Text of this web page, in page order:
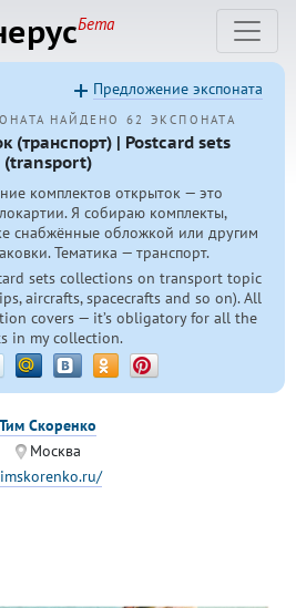
Бета
НАЙДЕНО 62 ЭКСПОНАТА
(транспорт) | Postcard sets
(transport)
комплектов открыток — это
Я собираю комплекты,
снабжённые обложкой или другим
Тематика — транспорт.
sets collections on transport topic
aircrafts, spacecrafts and so on). All
covers — it’s obligatory for all the
in my collection.
Предложение экспоната
Тим Скоренко
Москва